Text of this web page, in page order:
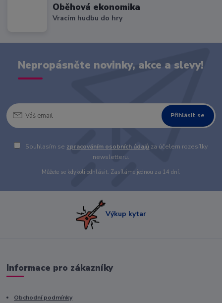
Oběhová ekonomika
Vracím hudbu do hry
Nepropásněte novinky, akce a slevy!
Přihlásit se
Souhlasím se zpracováním osobních údajů za účelem rozesílky
newsletteru.
Můžete se kdykoli odhlásit. Zasíláme jednou za 14 dní.
Výkup kytar
Informace pro zákazníky
Obchodní podmínky